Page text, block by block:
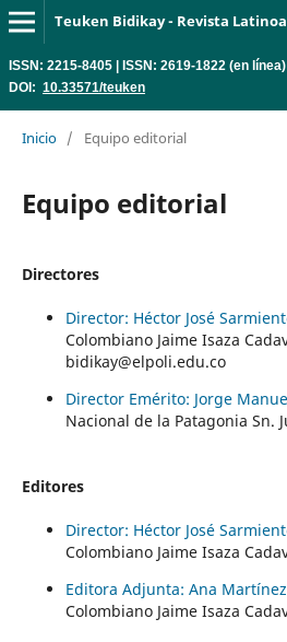
ISSN: 2215-8405 | ISSN: 2619-1822 (en línea)
DOI: 10.33571/teuken
Inicio / Equipo editorial
Equipo editorial
Directores
Director: Héctor José
Colombiano Jaime Isaza
bidikay@elpoli.edu.co
Director Emérito: Jorge
Nacional de la Patagonia Sn.
Editores
Director: Héctor José
Colombiano Jaime Isaza
Editora Adjunta: Ana
Colombiano Jaime Isaza